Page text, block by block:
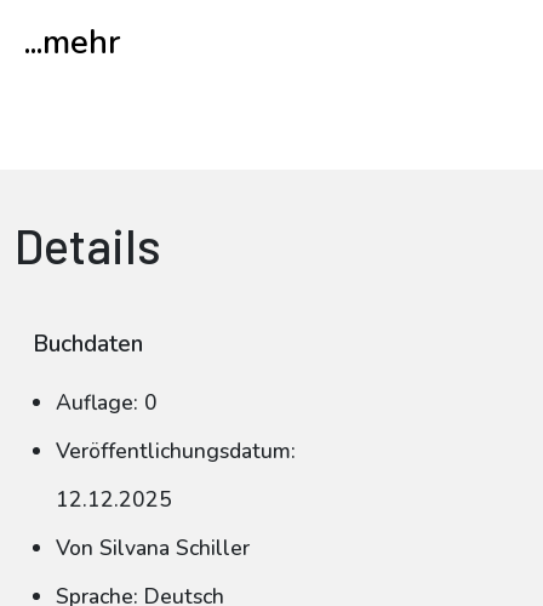
...mehr
Details
Buchdaten
Auflage: 0
Veröffentlichungsdatum:
12.12.2025
Von Silvana Schiller
Sprache: Deutsch